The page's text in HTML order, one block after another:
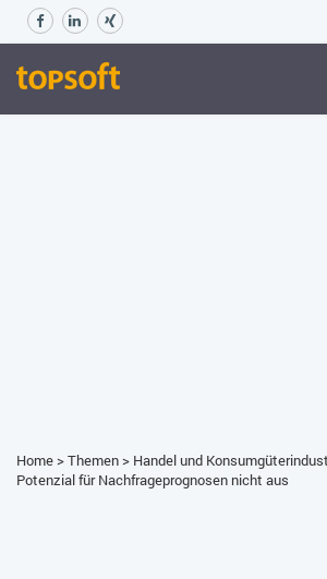
Home>Themen> Handel und
Potenzial für Nachfrageprognosen nicht aus